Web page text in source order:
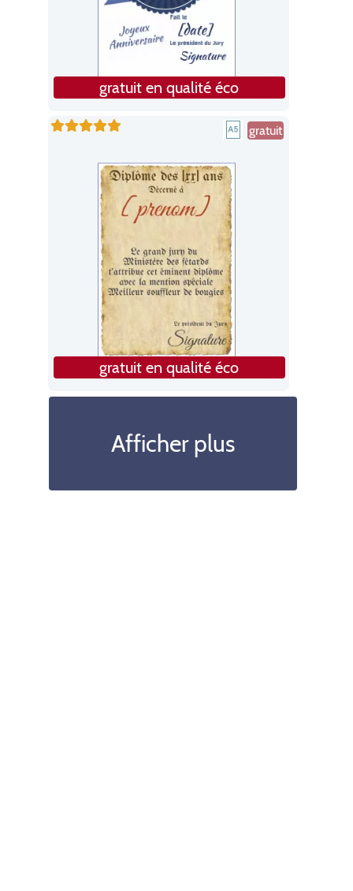
gratuit en qualité éco
gratuit
gratuit en qualité éco
Afficher plus